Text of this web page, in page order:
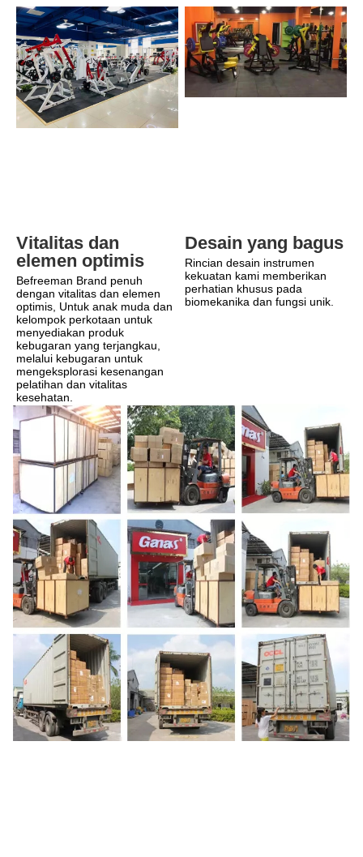
Vitalitas dan
elemen optimis
Befreeman Brand penuh
dengan vitalitas dan elemen
optimis, Untuk anak muda dan
kelompok perkotaan untuk
menyediakan produk
kebugaran yang terjangkau,
melalui kebugaran untuk
mengeksplorasi kesenangan
pelatihan dan vitalitas
kesehatan.
Desain yang bagus
Rincian desain instrumen
kekuatan kami memberikan
perhatian khusus pada
biomekanika dan fungsi unik.